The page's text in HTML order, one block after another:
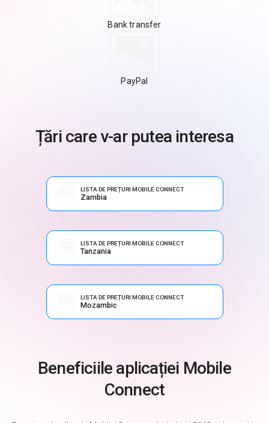
Bank transfer
PayPal
Țări care v-ar putea interesa
LISTA DE PREȚURI MOBILE CONNECT
Zambia
LISTA DE PREȚURI MOBILE CONNECT
Tanzania
LISTA DE PREȚURI MOBILE CONNECT
Mozambic
Beneficiile aplicației Mobile
Connect